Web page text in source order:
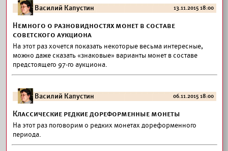
Василий Капустин 13.11.2015 18:00
Немного о разновидностях монет в составе
советского аукциона
На этот раз хочется показать некоторые весьма интересные,
можно даже сказать «знаковые» варианты монет в составе
предстоящего 97-го аукциона.
Василий Капустин 06.11.2015 18:00
Классические редкие дореформенные монеты
На этот раз поговорим о редких монетах дореформенного
периода.